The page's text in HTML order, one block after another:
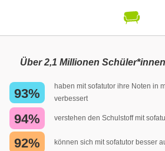
Über 2,1 Millionen
93%
haben mit sofatutor ihre Noten in
verbessert
94% verstehen den Schulstoff mit
92% können sich mit sofatutor besser